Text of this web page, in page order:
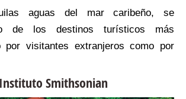
aguas del mar caribeño, se
de los destinos turísticos más
por visitantes extranjeros como por
Instituto Smithsonian